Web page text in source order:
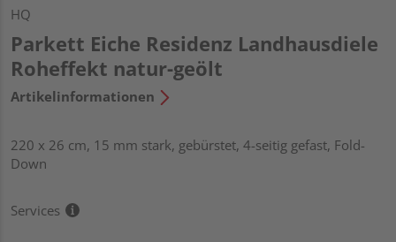
HQ
Parkett Eiche Residenz Landhausdiele
Roheffekt natur-geölt
Artikelinformationen
220 x 26 cm, 15 mm stark, gebürstet, 4-seitig gefast, Fold-
Down
Services